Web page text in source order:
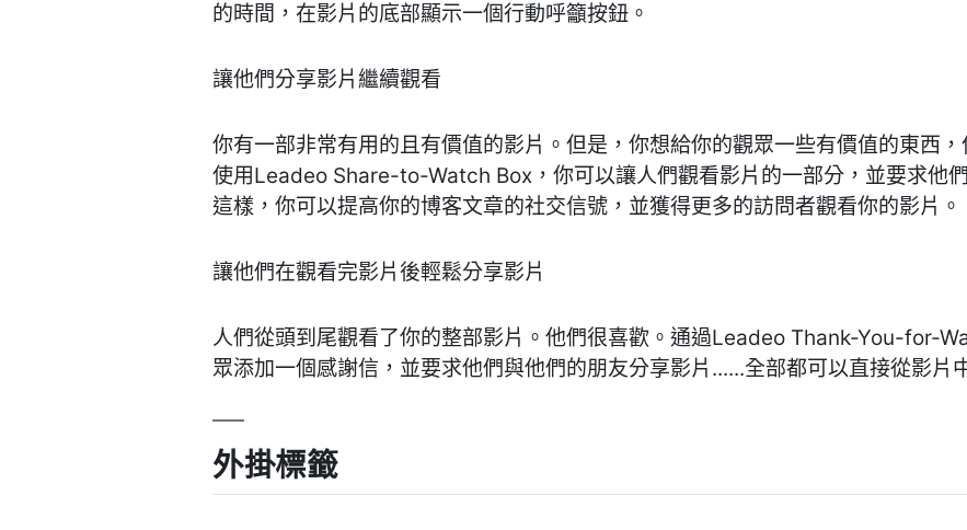
的時間，在影片的底部顯示一個行動呼籲按鈕。
讓他們分享影片繼續觀看
你有一部非常有用的且有價值的影片。但是，你想給你的觀眾一些有價值的東西
使用Leadeo Share-to-Watch Box，你可以讓人們觀看影片的一部分，並要求他
這樣，你可以提高你的博客文章的社交信號，並獲得更多的訪問者觀看你的影片。
讓他們在觀看完影片後輕鬆分享影片
人們從頭到尾觀看了你的整部影片。他們很喜歡。通過Leadeo Thank-You-for-
眾添加一個感謝信，並要求他們與他們的朋友分享影片......全部都可以直接從影片
外掛標籤